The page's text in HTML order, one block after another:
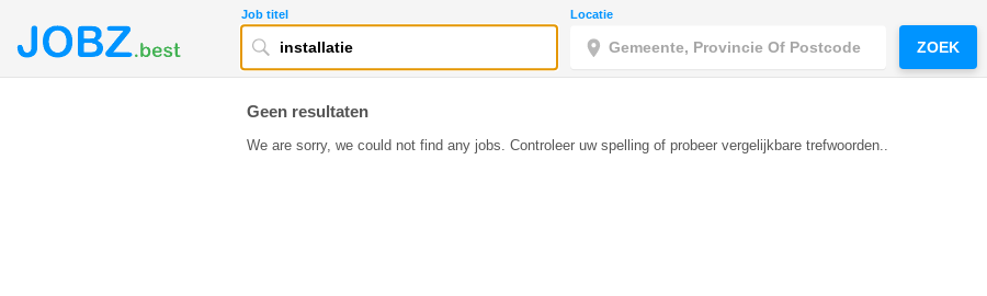
Job titel Locatie
ZOEK
Geen resultaten
We are sorry, we could not find any jobs. Controleer uw spelling of probeer vergelijkbare trefwoorden..